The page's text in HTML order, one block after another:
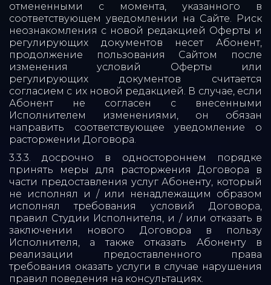
отмененными с момента, указанного в
соответствующем уведомлении на Сайте. Риск
неознакомления с новой редакцией Оферты и
регулирующих документов несет Абонент,
продолжение пользования Сайтом после
изменения условий Оферты или
регулирующих документов считается
согласием с их новой редакцией. В случае, если
Абонент не согласен с внесенными
Исполнителем изменениями, он обязан
направить соответствующее уведомление о
расторжении Договора.
3.3.3. досрочно в одностороннем порядке
принять меры для расторжения Договора в
части предоставления услуг Абоненту, который
не исполнял и / или ненадлежащим образом
исполнял требования условий Договора,
правил Студии Исполнителя, и / или отказать в
заключении нового Договора в пользу
Исполнителя, а также отказать Абоненту в
реализации предоставленного права
требования оказать услуги в случае нарушения
правил поведения на консультациях.